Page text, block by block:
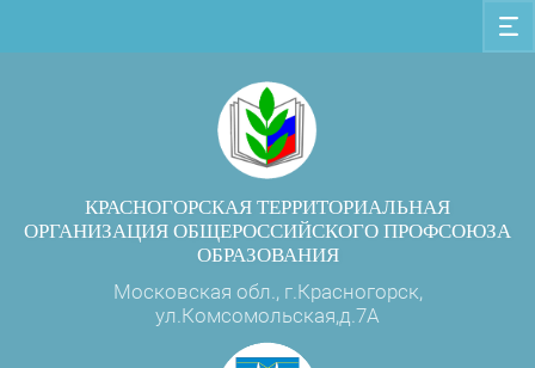
КРАСНОГОРСКАЯ ТЕРРИТОРИАЛЬНАЯ
ОРГАНИЗАЦИЯ ОБЩЕРОССИЙСКОГО ПРОФСОЮЗА
ОБРАЗОВАНИЯ
Московская обл., г.Красногорск,
ул.Комсомольская,д.7А